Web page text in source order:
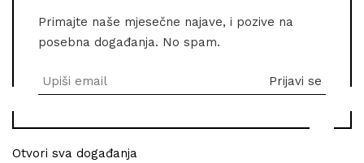
Primajte naše mjesečne najave, i pozive na
posebna događanja. No spam.
Otvori sva događanja